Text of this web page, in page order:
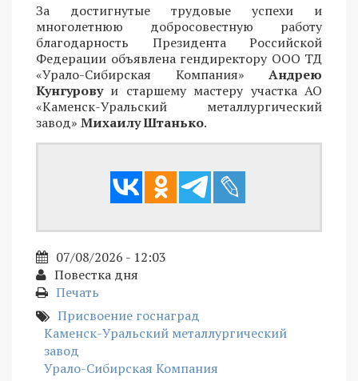
За достигнутые трудовые успехи и
многолетнюю добросовестную работу
благодарность Президента Российской
Федерации объявлена гендиректору ООО ТД
«Урало-Сибирская Компания» Андрею
Кунгуровуи старшему мастеру участка АО
«Каменск-Уральский металлургический
завод» Михаилу Штанько.
07/08/2026 - 12:03
Повестка дня
Печать
Присвоение госнаград
Каменск-Уральский металлургический
завод
Урало-Сибирская Компания